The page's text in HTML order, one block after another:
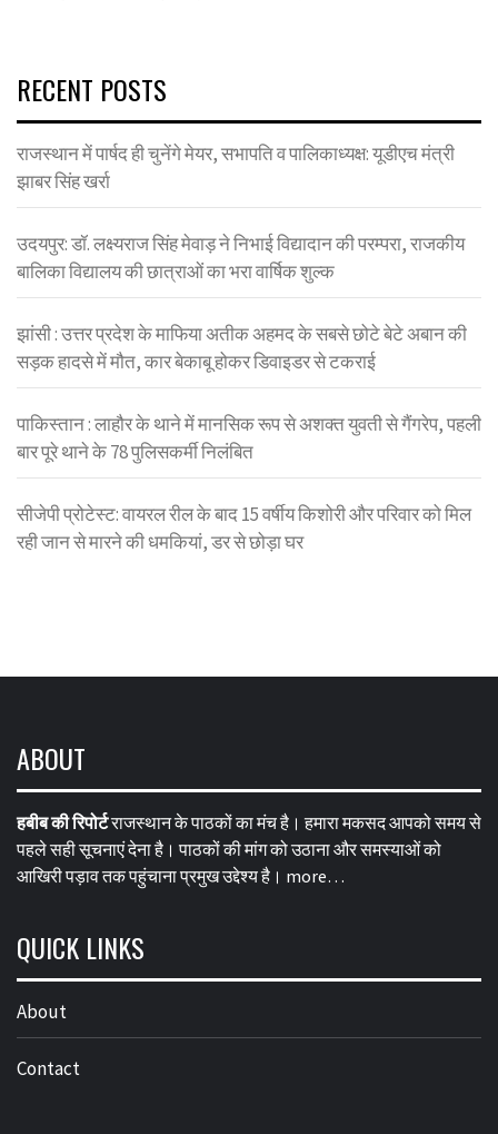
RECENT POSTS
राजस्थान में पार्षद ही चुनेंगे मेयर, सभापति व पालिकाध्यक्ष: यूडीएच मंत्री
झाबर सिंह खर्रा
उदयपुर: डॉ. लक्ष्यराज सिंह मेवाड़ ने निभाई विद्यादान की परम्परा, राजकीय
बालिका विद्यालय की छात्राओं का भरा वार्षिक शुल्क
झांसी : उत्तर प्रदेश के माफिया अतीक अहमद के सबसे छोटे बेटे अबान की
सड़क हादसे में मौत, कार बेकाबू होकर डिवाइडर से टकराई
पाकिस्तान : लाहौर के थाने में मानसिक रूप से अशक्त युवती से गैंगरेप, पहली
बार पूरे थाने के 78 पुलिसकर्मी निलंबित
सीजेपी प्रोटेस्ट: वायरल रील के बाद 15 वर्षीय किशोरी और परिवार को मिल
रही जान से मारने की धमकियां, डर से छोड़ा घर
ABOUT
हबीब की रिपोर्टराजस्थान के पाठकों का मंच है। हमारा मकसद आपको समय से
पहले सही सूचनाएं देना है। पाठकों की मांग को उठाना और समस्याओं को
आखिरी पड़ाव तक पहुंचाना प्रमुख उद्देश्य है। more…
QUICK LINKS
About
Contact